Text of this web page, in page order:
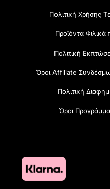
Πολιτική Χρήσης
Προϊόντα
Πολιτική
Όροι Affiliate
Πολιτική
Όροι